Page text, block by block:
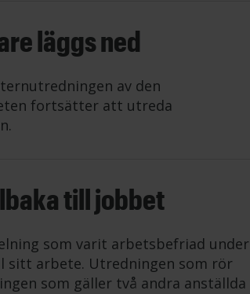
läggs ned
av den
fortsätter att utreda
till jobbet
som varit arbetsbefriad under
sitt arbete. Utredningen som rör
som gäller två andra anställda